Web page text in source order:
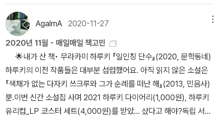
호를 앞세워 유대인과 집시에 대한 증오 범죄를 끊임없이 저질렀다.
새로운 정체성의 구축과 국가 안정을 내세우며 보수화된 헝가리에서
는 유대인 못지않게 성소수자에 대한 테러와 혐오 역시 격화됐다. 규
범을 벗어난 섹슈얼리티는 우파 청년들에게 자기 민족을 보호하기 위
해 처단해야 할 적이었다. 1968년, 에릭슨은 자신이 정의했던 정체
성 개념의 허상을 고백하며, 다채롭고 서로 모순되는 삶의 단계와 양
상 들을 부정하며 ‘완벽한 범주’를 고집하는 ‘전체주의’적 의지는 독재
로 이어진다고 결론 내린다. 자기 자신, 자기 자신을 구성한 아버지,
그리고 그 아버지를 구성한 인종, 젠더, 성별이 구성된 역사를 추적한
더에 처진 경계선을 단순히 건너는 것을 의미하는 것이 아니라 젠더
자체를 초월하는 것이라는 사실을 보여 주고 있는 것인가? (p230)
수전 팔루디의 이 책이 훌륭한 것은, 그저 아버지가 트랜스섹슈얼이
되었다는 것을 통해 그 일생에 집착하여 구구절절 인생사를 늘어놓는
것이 아니라 아버지라는 존재, 누구보다도 복잡한 과거를 가진 그 존
재를 통해 역사적이면서 사회적인 의미를 집요하게 파헤쳐 고민한 결
과를 보여준다는 데에 있다. 트랜스섹슈얼이 되면 그 이전에 가졌던
스스로와는 다른 존재가 되는 것인가. 아버지의 과거를 기억하는 저
언어의 차이에 기초한 것이라고 한다.(29쪽) 유대인을 인종 개념으
로 의미화하려는 조직적 시도는 20세기 나치 독일의 '뉘른베르크
법'이 최초라고 할 수 있는데, '비아리아인'을 세 종류의 카테고리로
나누었다고 한다. ​본인이 믿는 종교와 상관없이 '조부모 대에 3명 이
상이 유대교도인 자'는 '유대인', '조부모 두 사람이 유대교도'인 사람
은 '제1종 혼혈자', '조부모 중 한 사람이 유대교도'인 사람은 '제2종 혼
혈자'. 이러한 분류로 1939년 국세 조사에서 독일에는 신앙 종교에
근거한 '유대교도'인이 22만 명, 법률이 정한 '인종적 유대인'이 2만
명 병존하게 되었다. ​​법률상의 '유대인'과 종교상의 '유대인'이 다른 카
이냐. 비웃음을 당해도 싸지만, 오늘 아침 이걸 하면서 문득 그런 생각
을 했다. 비연. 이제 살림이란 걸 하는구나. 뒤늦은 나이에 독립이란
걸 한 게 2018년 7월이었다. 한참 전에 마련한 집에 계속 전세를 두
면서도 나가 살겠다는 마음은 없었는데 이 때 불현듯, 아 나가 살아야
겠다 라는 마음이 솟구치는 바람에 그냥 불쑥 해버린 독립이었다. 처
음에는 정말 닦고 쓸고.. 청소를 거의 3일에 한번씩 하고 장도 모자랄
까봐 꾸역꾸역 사서 쟁이고 요리도 막 요리책을 보면서 뭔가 그럴싸
한 걸 만들려고 애쓰고. 사실 이건 집이 아니라 거의 노동의 대상이었
다. 생각해보면, 그게 집이 내 집 같은 느낌이 없어서였던 게 아닌가
AgalmA 2020-11-27
2020년 11월 - 매일매일 책고민
하루키의 이전 작품들은 대부분 섭렵했어요. 아직 읽지 않은 소설은
『색채가 없는 다자키 쓰크루와 그가 순례를 떠난 해』(2013, 민음사)
뿐.이번 신간 소설집 사며 2021 하루키 다이어리(1,000원), 하루키
유리컵_LP 코스터 세트(4,000원)를 받았... 샀다고 해야?독립 서점